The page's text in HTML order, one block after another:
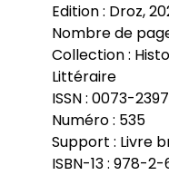
Edition : Droz,
Nombre de
Collection :
Littéraire
ISSN : 0073-2397
Numéro : 535
Support : Livre
ISBN-13 : 978-